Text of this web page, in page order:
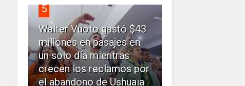
5
Walter Vuoto gastó $43
millones en pasajes en
un solo día mientras
crecen los reclamos por
el abandono de Ushuaia